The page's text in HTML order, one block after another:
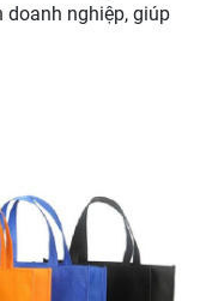
doanh nghiệp, giúp